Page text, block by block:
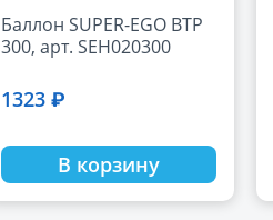
Баллон SUPER-EGO BTP
300, арт. SEH020300
1323 ₽
В корзину